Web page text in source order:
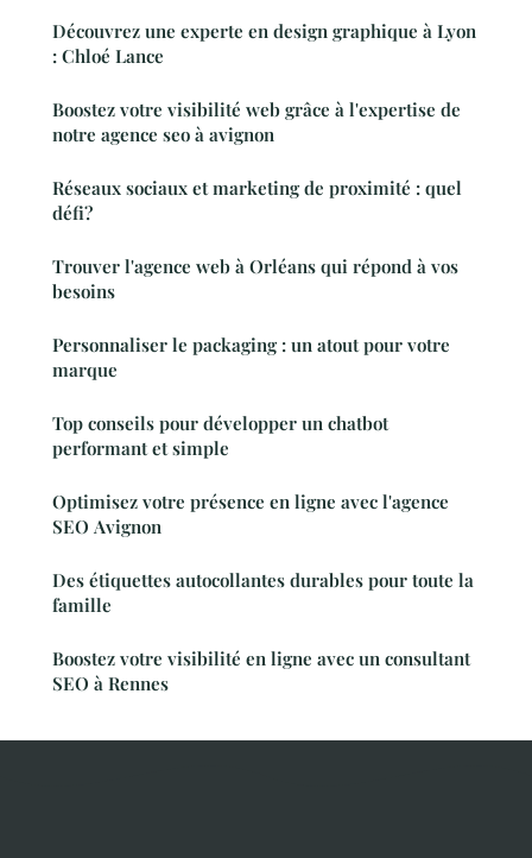
Découvrez une experte en design graphique à Lyon
: Chloé Lance
Boostez votre visibilité web grâce à l'expertise de
notre agence seo à avignon
Réseaux sociaux et marketing de proximité : quel
défi?
Trouver l'agence web à Orléans qui répond à vos
besoins
Personnaliser le packaging : un atout pour votre
marque
Top conseils pour développer un chatbot
performant et simple
Optimisez votre présence en ligne avec l'agence
SEO Avignon
Des étiquettes autocollantes durables pour toute la
famille
Boostez votre visibilité en ligne avec un consultant
SEO à Rennes